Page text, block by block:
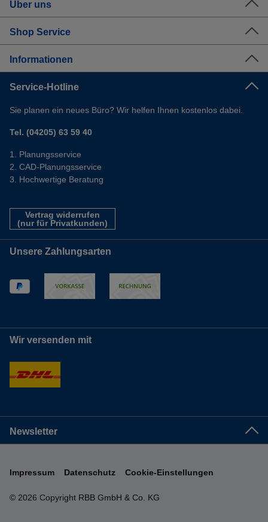
Über uns
Shop Service
Informationen
Service-Hotline
Sie planen ein neues Büro? Wir helfen Ihnen kostenlos dabei.
Tel. (04205) 63 59 40
Planungsservice
CAD-Planungsservice
Hochwertige Beratung
Vertrag widerrufen
(nur für Privatkunden)
Unsere Zahlungsarten
Wir versenden mit
Newsletter
© 2026 Copyright RBB GmbH & Co. KG
Impressum Datenschutz Cookie-Einstellungen